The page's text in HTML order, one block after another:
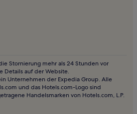
Stornierung mehr als 24 Stunden vor
Details auf der Website.
Unternehmen der Expedia Group. Alle
und das Hotels.com-Logo sind
Handelsmarken von Hotels.com, L.P.